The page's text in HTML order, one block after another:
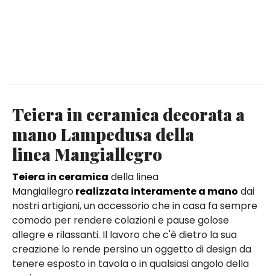
Teiera in ceramica decorata a
mano Lampedusa della
linea Mangiallegro
Teiera in ceramica della linea
Mangiallegrorealizzata interamente a mano dai
nostri artigiani, un accessorio che in casa fa sempre
comodo per rendere colazioni e pause golose
allegre e rilassanti. Il lavoro che c'è dietro la sua
creazione lo rende persino un oggetto di design da
tenere esposto in tavola o in qualsiasi angolo della